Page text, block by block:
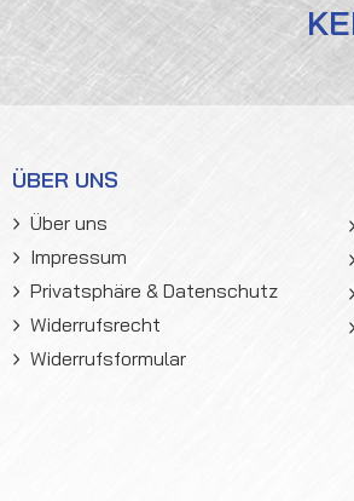
ÜBER UNS
Über uns
Impressum
Privatsphäre & Datenschutz
Widerrufsrecht
Widerrufsformular